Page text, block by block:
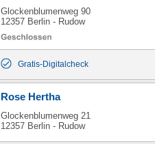
Glockenblumenweg 90
12357 Berlin - Rudow
Gratis-Digitalcheck
Rose Hertha
Glockenblumenweg 21
12357 Berlin - Rudow